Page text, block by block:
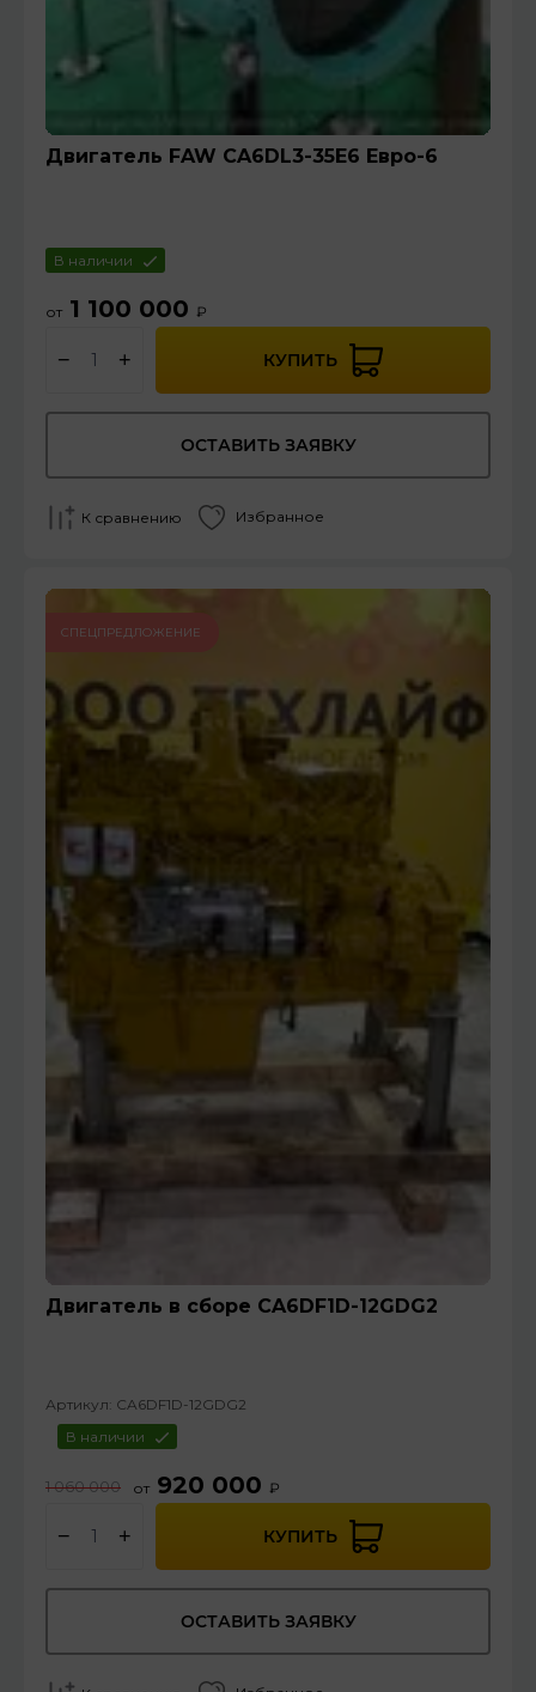
Двигатель FAW CA6DL3-35E6 Евро-6
В наличии
от 1 100 000 ₽
− + КУПИТЬ
ОСТАВИТЬ ЗАЯВКУ
К сравнению Избранное
СПЕЦПРЕДЛОЖЕНИЕ
Двигатель в сборе CA6DF1D-12GDG2
Артикул: CA6DF1D-12GDG2
В наличии
1 060 000 от 920 000 ₽
− + КУПИТЬ
ОСТАВИТЬ ЗАЯВКУ